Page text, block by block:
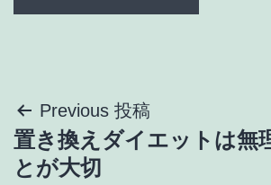
投
稿
Previous 投稿
置き換えダイエットは無
とが大切